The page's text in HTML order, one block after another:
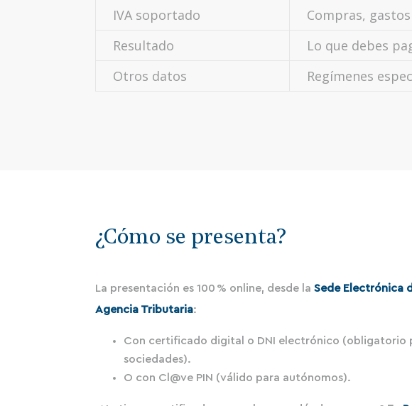
IVA soportado
Compras,
Resultado
Lo que debes
Otros datos
Regímenes
¿Cómo se presenta?
La presentación es 100 % online, desde laSede Electrónica
Agencia Tributaria:
Con certificado digital o DNI electrónico (obligatorio
sociedades).
O con Cl@ve PIN (válido para autónomos).